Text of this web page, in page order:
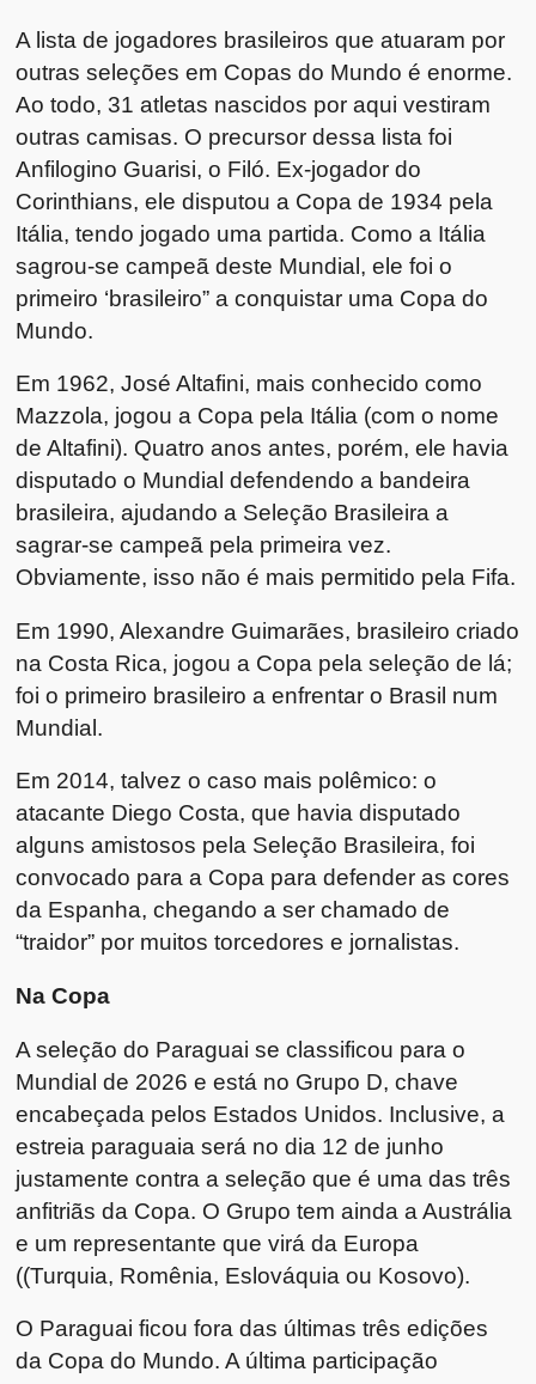
A lista de jogadores brasileiros que atuaram por
outras seleções em Copas do Mundo é enorme.
Ao todo, 31 atletas nascidos por aqui vestiram
outras camisas. O precursor dessa lista foi
Anfilogino Guarisi, o Filó. Ex-jogador do
Corinthians, ele disputou a Copa de 1934 pela
Itália, tendo jogado uma partida. Como a Itália
sagrou-se campeã deste Mundial, ele foi o
primeiro ‘brasileiro” a conquistar uma Copa do
Mundo.
Em 1962, José Altafini, mais conhecido como
Mazzola, jogou a Copa pela Itália (com o nome
de Altafini). Quatro anos antes, porém, ele havia
disputado o Mundial defendendo a bandeira
brasileira, ajudando a Seleção Brasileira a
sagrar-se campeã pela primeira vez.
Obviamente, isso não é mais permitido pela Fifa.
Em 1990, Alexandre Guimarães, brasileiro criado
na Costa Rica, jogou a Copa pela seleção de lá;
foi o primeiro brasileiro a enfrentar o Brasil num
Mundial.
Em 2014, talvez o caso mais polêmico: o
atacante Diego Costa, que havia disputado
alguns amistosos pela Seleção Brasileira, foi
convocado para a Copa para defender as cores
da Espanha, chegando a ser chamado de
“traidor” por muitos torcedores e jornalistas.
Na Copa
A seleção do Paraguai se classificou para o
Mundial de 2026 e está no Grupo D, chave
encabeçada pelos Estados Unidos. Inclusive, a
estreia paraguaia será no dia 12 de junho
justamente contra a seleção que é uma das três
anfitriãs da Copa. O Grupo tem ainda a Austrália
e um representante que virá da Europa
((Turquia, Romênia, Eslováquia ou Kosovo).
O Paraguai ficou fora das últimas três edições
da Copa do Mundo. A última participação